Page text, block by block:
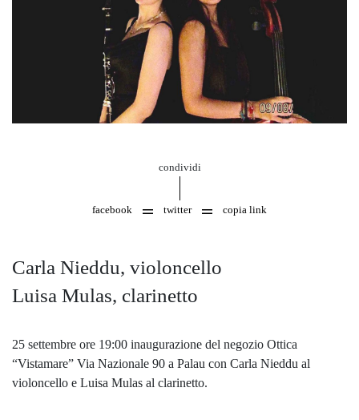
condividi
facebook twitter copia link
Carla Nieddu, violoncello
Luisa Mulas, clarinetto
25 settembre ore 19:00 inaugurazione del negozio Ottica
“Vistamare” Via Nazionale 90 a Palau con Carla Nieddu al
violoncello e Luisa Mulas al clarinetto.